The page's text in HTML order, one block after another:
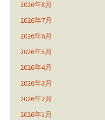
2026年8月
2026年7月
2026年6月
2026年5月
2026年4月
2026年3月
2026年2月
2026年1月